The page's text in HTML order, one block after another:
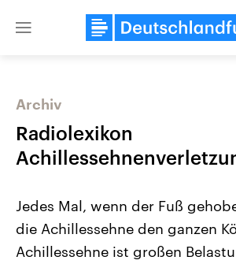
Close
Archiv
Radiolexikon
Jedes Mal, wenn der Fuß
die Achillessehne den ganzen
Achillessehne ist großen